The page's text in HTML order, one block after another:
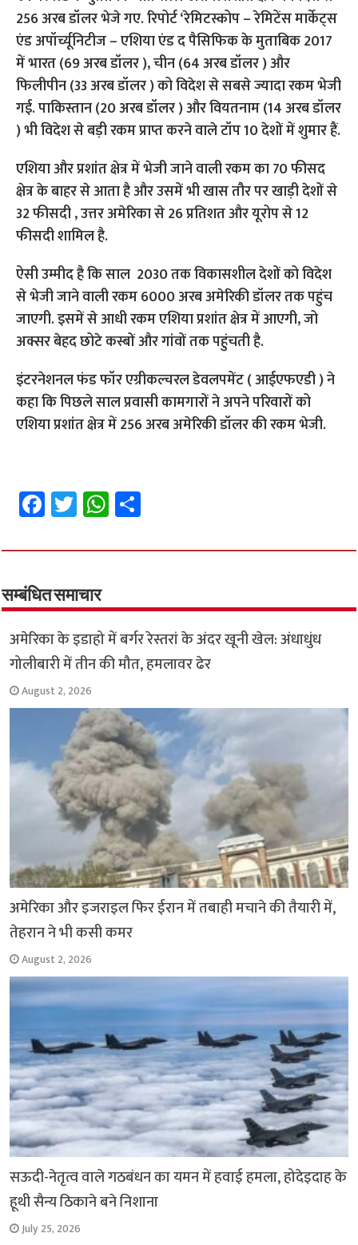
256 अरब डॉलर भेजे गए. रिपोर्ट ‘रेमिटस्कोप – रेमिटेंस मार्केट्स
एंड अपॉर्च्यूनिटीज – एशिया एंड द पैसिफिक के मुताबिक 2017
में भारत (69 अरब डॉलर ), चीन (64 अरब डॉलर ) और
फिलीपीन (33 अरब डॉलर ) को विदेश से सबसे ज्यादा रकम भेजी
गई. पाकिस्तान (20 अरब डॉलर ) और वियतनाम (14 अरब डॉलर
) भी विदेश से बड़ी रकम प्राप्त करने वाले टॉप 10 देशों में शुमार हैं.
एशिया और प्रशांत क्षेत्र में भेजी जाने वाली रकम का 70 फीसद
क्षेत्र के बाहर से आता है और उसमें भी खास तौर पर खाड़ी देशों से
32 फीसदी , उत्तर अमेरिका से 26 प्रतिशत और यूरोप से 12
फीसदी शामिल है.
ऐसी उम्मीद है कि साल 2030 तक विकासशील देशों को विदेश
से भेजी जाने वाली रकम 6000 अरब अमेरिकी डॉलर तक पहुंच
जाएगी. इसमें से आधी रकम एशिया प्रशांत क्षेत्र में आएगी, जो
अक्सर बेहद छोटे कस्बों और गांवों तक पहुंचती है.
इंटरनेशनल फंड फॉर एग्रीकल्चरल डेवलपमेंट ( आईएफएडी ) ने
कहा कि पिछले साल प्रवासी कामगारों ने अपने परिवारों को
एशिया प्रशांत क्षेत्र में 256 अरब अमेरिकी डॉलर की रकम भेजी.
Fa
ce
b
o
o
k
T
wi
tt
er
W
h
at
p
p
ar
सम्बंधित समाचार
अमेरिका के इडाहो में बर्गर रेस्तरां के अंदर खूनी खेल: अंधाधुंध
गोलीबारी में तीन की मौत, हमलावर ढेर
August 2, 2026
अमेरिका और इजराइल फिर ईरान में तबाही मचाने की तैयारी में,
तेहरान ने भी कसी कमर
August 2, 2026
सऊदी-नेतृत्व वाले गठबंधन का यमन में हवाई हमला, होदेइदाह के
हूथी सैन्य ठिकाने बने निशाना
July 25, 2026